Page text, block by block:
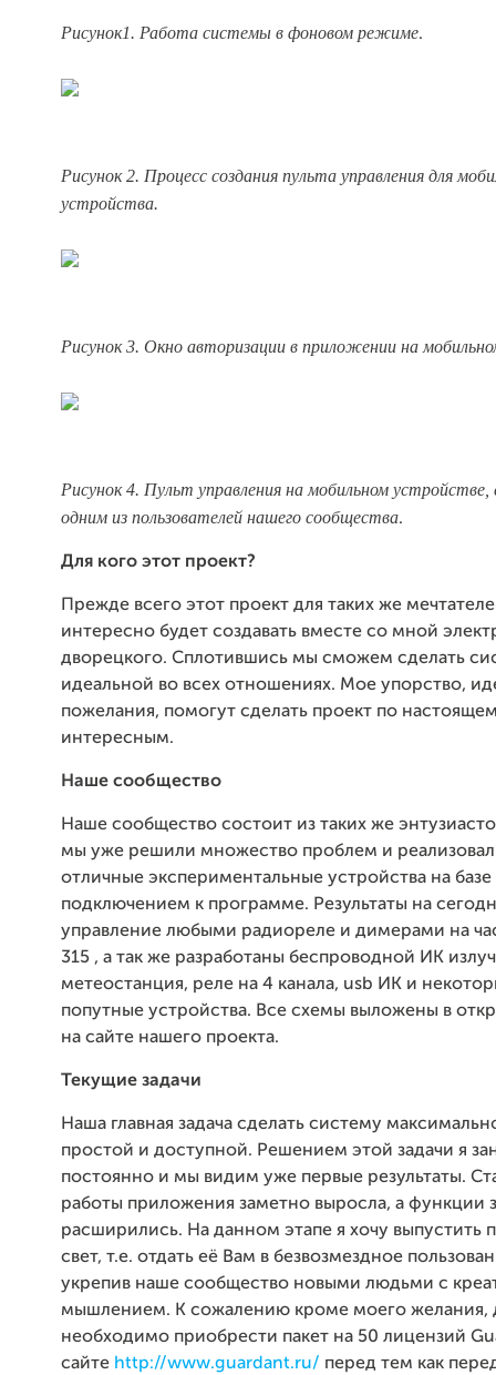
Рисунок1. Работа системы в фоновом режиме.
Рисунок 2. Процесс создания пульта управления для
устройства.
Рисунок 3. Окно авторизации в приложении на
Рисунок 4. Пульт управления на мобильном устройстве,
одним из пользователей нашего сообщества.
Для кого этот проект?
Прежде всего этот проект для таких же
интересно будет создавать вместе со мной
дворецкого. Сплотившись мы сможем сделать
идеальной во всех отношениях. Мое упорство,
пожелания, помогут сделать проект по
интересным.
Наше сообщество
Наше сообщество состоит из таких же
мы уже решили множество проблем и
отличные экспериментальные устройства на
подключением к программе. Результаты на
управление любыми радиореле и димерами на
315 , а так же разработаны беспроводной ИК
метеостанция, реле на 4 канала, usb ИК и
попутные устройства. Все схемы выложены в
на сайте нашего проекта.
Текущие задачи
Наша главная задача сделать систему
простой и доступной. Решением этой задачи я
постоянно и мы видим уже первые результаты.
работы приложения заметно выросла, а функции
расширились. На данном этапе я хочу выпустить
свет, т.е. отдать её Вам в безвозмездное
укрепив наше сообщество новыми людьми с
мышлением. К сожалению кроме моего желания,
необходимо приобрести пакет на 50 лицензий
сайте http://www.guardant.ru/ перед тем как